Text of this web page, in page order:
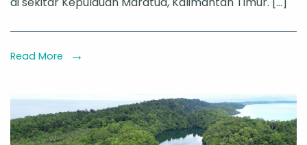
Paus
Orca
Jejak
Migrasi
dan
Read More